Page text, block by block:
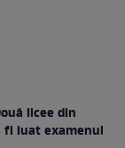
licee din
fi luat examenul